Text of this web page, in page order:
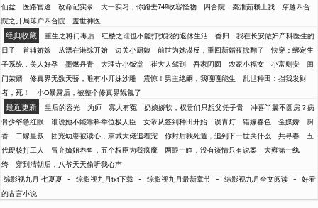
仙盆
医路官途 改命记实录 大一实习，你跑去749收容怪物 四合院：秦淮茹赖上我
穿越四合
院之开局落户四合院
盖世神医
经典收藏 重生之将门毒后 红楼之谁也不能打扰我的退休生活 香归
我在长安做妇产科医生的
日子
首辅娇娘 从漂在港综开始 边关小厨娘 前世为她谋反，重回新婚夜撩翻了
快穿：绑定生
子系统，美人好孕
墨燃丹青 大理寺小饭堂 崔大人驾到 吾家阿囡 农家小福女 小富则安
闺
门荣婿
修真界无数天骄，唯有小师妹沙雕 震惊！男主绝嗣，我嘎嘎能生
乱世种田：挡我发财
者，死！
小O暴露后，被整个修真界觊觎了
最近更新 皇后的容光 为师 寡人有冤 奶娘娇软，权贵们只想父凭子贵
冲喜丫鬟不圆房？病
骨少爷急红眼
谁说她不能靠科举位极人臣 女帝从签到种田开始 误青灯 错嫁春色 金媒娇
厨
香
二嫁皇叔 团宠幼崽被读心，京城大佬追着宠 你封后我死遁，追到下一世哭什么 共寻春
五
代硬核打工人
冒充嫡姐养鱼，五个权臣为我疯魔 两眼一睁，没有谈情只有说案
大雍第一纨
绔
穿到清朝后，八爷天天偷听我心声
综影视九月 七夏夏 - 综影视九月txt下载 - 综影视九月最新章节 - 综影视九月全文阅读 - 好看
的古言小说